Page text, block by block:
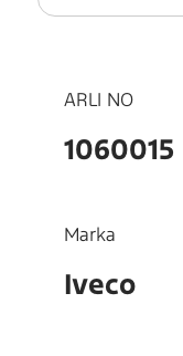
ARLI NO
1060015
Marka
Iveco